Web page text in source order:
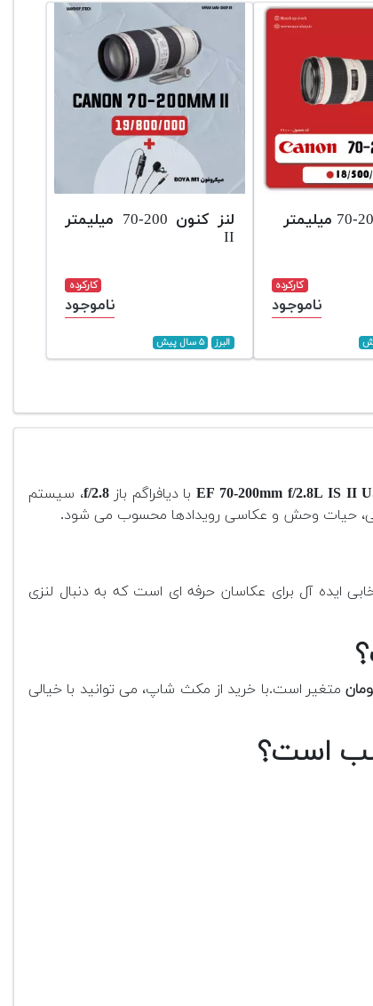
کارکرده
ناموجود
لنز کنون 200-70 میلیمتر
II
کارکرده
ناموجود
البرز ۵ سال پیش
با دیافراگم بازf/2.8، سیستم
حیات وحش و عکاسی رویدادها محسوب می شود.
ایده آل برای عکاسان حرفه ای است که به دنبال لنزی
متغیر است.با خرید از مکث شاپ، می توانید با خیالی